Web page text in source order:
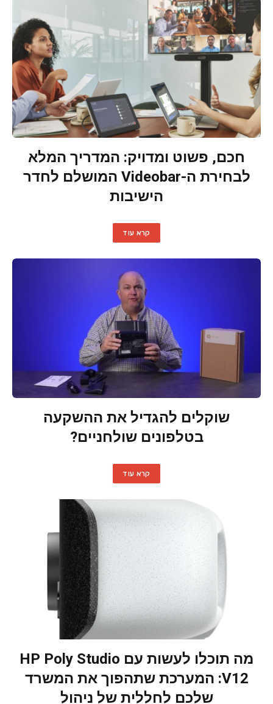
חכם, פשוט ומדויק: המדריך המלא
לבחירת ה-Videobar המושלם לחדר
הישיבות
קרא עוד
שוקלים להגדיל את ההשקעה
בטלפונים שולחניים?
קרא עוד
מה תוכלו לעשות עם HP Poly Studio
V12: המערכת שתהפוך את המשרד
שלכם לחללית של ניהול